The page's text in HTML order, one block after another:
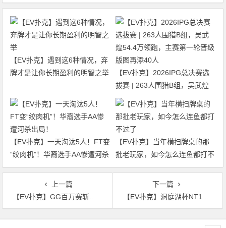
【EV扑克】遇到这6种情况，弃
牌才是让你长期盈利的明智之举
【EV扑克】2026IPG总决赛选
拔赛 | 263人围猎B组，吴武煌
54.4万领跑，主赛第一轮晋级版
【EV扑克】一天淘汰5人！FT变
“绞肉机”！华裔选手AA惨遭河杀
出局！
【EV扑克】当年横扫牌桌的那
批老玩家，如今怎么连鱼都打不
过了
上一篇
【EV扑克】GG百万赛斩获170万刀！“fish2013”Mikita何以成为线上与现场扑克的双栖霸主？
下一篇
【EV扑克】洞庭湖杯NT1 | 主赛1135人次，107人晋级半决赛，江苏锐、吴鑫分获C/D组CL
文